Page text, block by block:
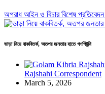
অপরাধআইন ও বিচারবিশেষ প্রতিবেদন
ভাড়া নিয়ে বাকবিতর্ক, অতপর জনতার হাতে গণপিটুনি
Rajshahi Correspondent
March 5, 2026